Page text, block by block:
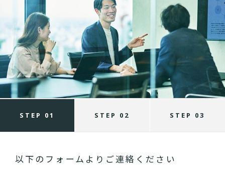
STEP 01 STEP 02 STEP 03
以下のフォームよりご連絡ください